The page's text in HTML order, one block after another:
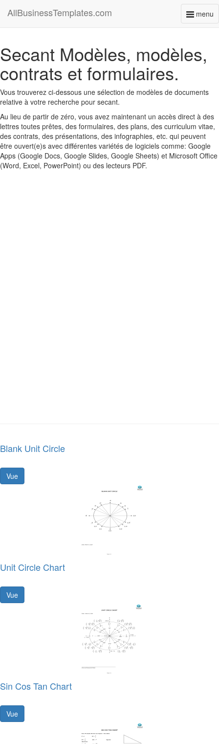
menu
AllBusinessTemplates.com
Secant Modèles, modèles,
contrats et formulaires.
Vous trouverez ci-dessous une sélection de modèles de documents
relative à votre recherche pour secant.
Au lieu de partir de zéro, vous avez maintenant un accès direct à des
lettres toutes prêtes, des formulaires, des plans, des curriculum vitae,
des contrats, des présentations, des infographies, etc. qui peuvent
être ouvert(e)s avec différentes variétés de logiciels comme: Google
Apps (Google Docs, Google Slides, Google Sheets) et Microsoft Office
(Word, Excel, PowerPoint) ou des lecteurs PDF.
Blank Unit Circle
Vue
Unit Circle Chart
Vue
Sin Cos Tan Chart
Vue